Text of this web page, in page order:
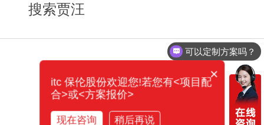
搜索贾汪
可以定制方案吗？
×
itc 保伦股份欢迎您!若您有<项目配
合>或<方案报价>
现在咨询 稍后再说